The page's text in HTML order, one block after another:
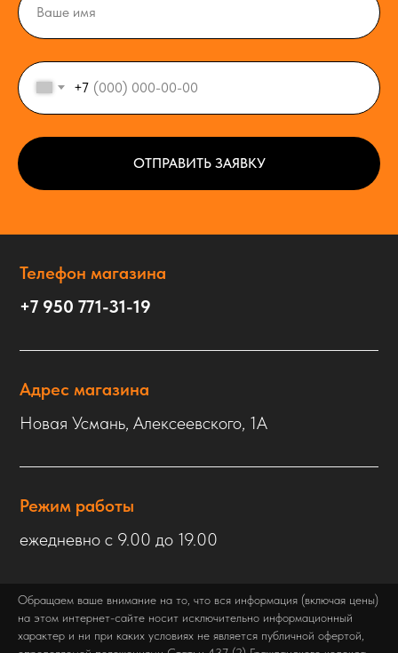
+7
ОТПРАВИТЬ ЗАЯВКУ
Телефон магазина
+7 950 771-31-19
Адрес магазина
Новая Усмань, Алексеевского, 1А
Режим работы
ежедневно с 9.00 до 19.00
Обращаем ваше внимание на то, что вся информация (включая цены)
на этом интернет-сайте носит исключительно информационный
характер и ни при каких условиях не является публичной офертой,